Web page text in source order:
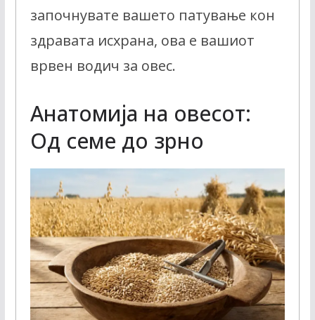
започнувате вашето патување кон
здравата исхрана, ова е вашиот
врвен водич за овес.
Анатомија на овесот:
Од семе до зрно